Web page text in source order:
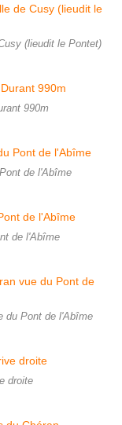
(lieudit le Pontet)
990m
de l'Abîme
de l'Abîme
du Pont de l'Abîme
droite